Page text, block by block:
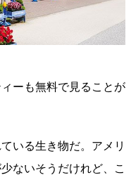
ーも無料で見ることが
いる生き物だ。アメリ
ないそうだけれど、こ